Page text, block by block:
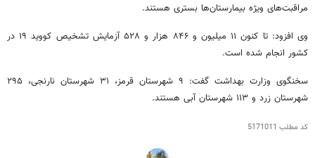
مراقبت‌های ویژه بیمارستان‌ها بستری هستند.
وی افزود:تا کنون۱۱ میلیون و ۸۴۶ هزار و ۵۲۸ آزمایش تشخیص کووید
۱۹ در
کشور انجام شده است.
سخنگوی وزارت بهداشت گفت: ۹ شهرستان قرمز، ۳۱ شهرستان نارنجی، ۲۹۵
شهرستان زرد و ۱۱۳ شهرستان آبی هستند.
کد مطلب 5171011